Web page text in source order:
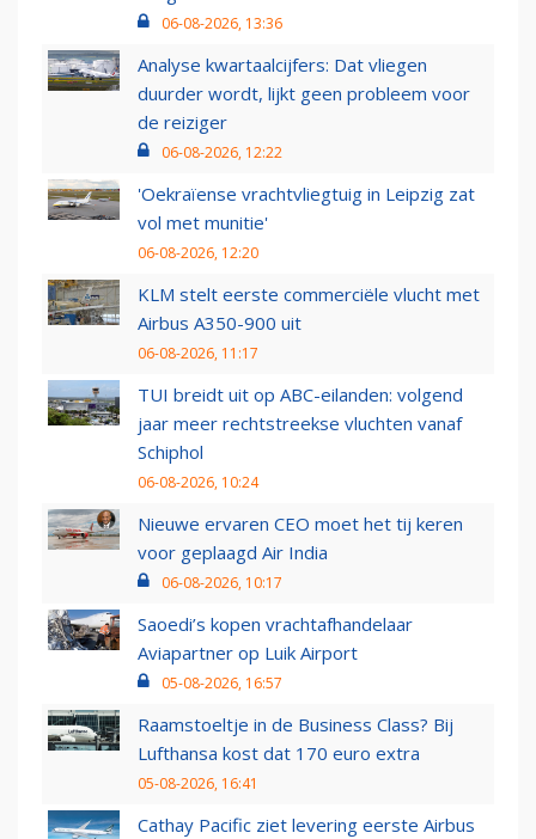
06-08-2026, 13:36
Analyse kwartaalcijfers: Dat vliegen
duurder wordt, lijkt geen probleem voor
de reiziger
06-08-2026, 12:22
'Oekraïense vrachtvliegtuig in Leipzig zat
vol met munitie'
06-08-2026, 12:20
KLM stelt eerste commerciële vlucht met
Airbus A350-900 uit
06-08-2026, 11:17
TUI breidt uit op ABC-eilanden: volgend
jaar meer rechtstreekse vluchten vanaf
Schiphol
06-08-2026, 10:24
Nieuwe ervaren CEO moet het tij keren
voor geplaagd Air India
06-08-2026, 10:17
Saoedi’s kopen vrachtafhandelaar
Aviapartner op Luik Airport
05-08-2026, 16:57
Raamstoeltje in de Business Class? Bij
Lufthansa kost dat 170 euro extra
05-08-2026, 16:41
Cathay Pacific ziet levering eerste Airbus